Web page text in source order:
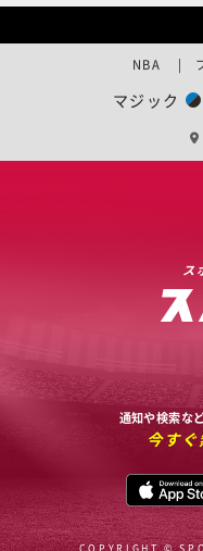
マジック
NBA | プ
ス
通知や検索な
今す